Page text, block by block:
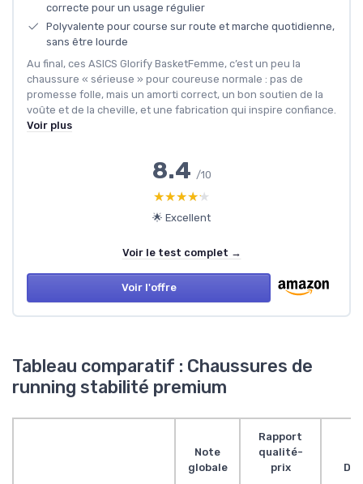
correcte pour un usage régulier
Polyvalente pour course sur route et marche quotidienne,
sans être lourde
Au final, ces ASICS Glorify BasketFemme, c’est un peu la
chaussure « sérieuse » pour coureuse normale : pas de
promesse folle, mais un amorti correct, un bon soutien de la
voûte et de la cheville, et une fabrication qui inspire confiance.
Voir plus
8.4 /10
★★★★★
★★★★★
🌟 Excellent
Voir le test complet →
Voir l'offre
Tableau comparatif : Chaussures de
running stabilité premium
Note
globale
Rapport
qualité-
prix